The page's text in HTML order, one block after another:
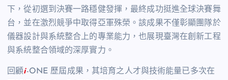
下，從初選到決賽一路穩健發揮，最終成功挺進全球決賽舞
台，並在激烈競爭中取得亞軍殊榮。該成果不僅彰顯團隊於
儀器設計與系統整合上的專業能力，也展現臺灣在創新工程
與系統整合領域的深厚實力。
回顧i-ONE 歷屆成果，其培育之人才與技術能量已多次在